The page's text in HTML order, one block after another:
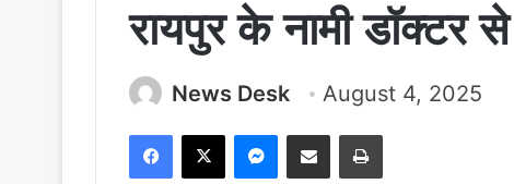
रायपुर के नामी डॉक्टर
News Desk August 4, 2025
Facebook
X Messenger
Share via Email Print